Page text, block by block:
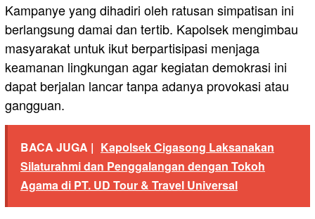
Kampanye yang dihadiri oleh ratusan simpatisan ini
berlangsung damai dan tertib. Kapolsek mengimbau
masyarakat untuk ikut berpartisipasi menjaga
keamanan lingkungan agar kegiatan demokrasi ini
dapat berjalan lancar tanpa adanya provokasi atau
gangguan.
BACA JUGA | Kapolsek Cigasong Laksanakan
Silaturahmi dan Penggalangan dengan Tokoh
Agama di PT. UD Tour & Travel Universal